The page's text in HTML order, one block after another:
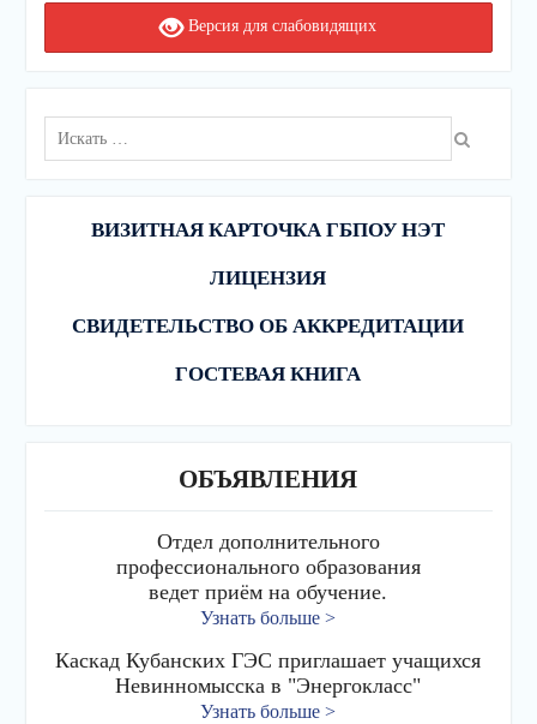
Версия для слабовидящих
Поиск
для:
ВИЗИТНАЯ КАРТОЧКА ГБПОУ НЭТ
ЛИЦЕНЗИЯ
СВИДЕТЕЛЬСТВО ОБ АККРЕДИТАЦИИ
ГОСТЕВАЯ КНИГА
ОБЪЯВЛЕНИЯ
Отдел дополнительного
профессионального образования
ведет приём на обучение.
Узнать больше >
Каскад Кубанских ГЭС приглашает учащихся
Невинномысска в "Энергокласс"
Узнать больше >